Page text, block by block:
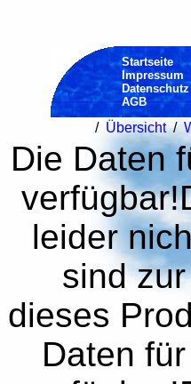
Startseite
Impressum
Datenschutz
AGB
/ Übersicht/
Die Daten
leider
sind
dieses
Daten